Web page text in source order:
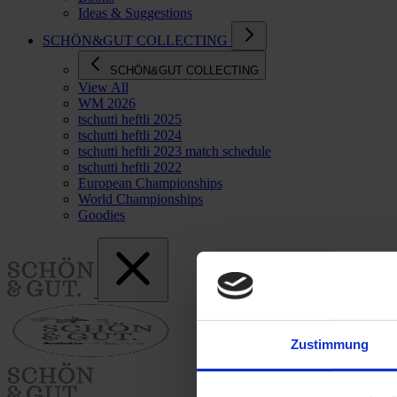
Zustimmung
Ideas & Suggestions
SCHÖN&GUT COLLECTING
SCHÖN&GUT COLLECTING
View All
WM 2026
tschutti heftli 2025
tschutti heftli 2024
tschutti heftli 2023 match schedule
tschutti heftli 2022
European Championships
World Championships
Goodies